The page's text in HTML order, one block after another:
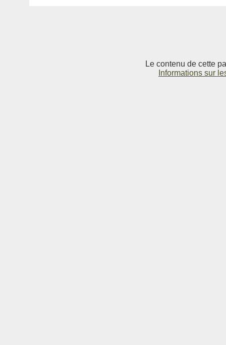
Le contenu de cette
Informations sur